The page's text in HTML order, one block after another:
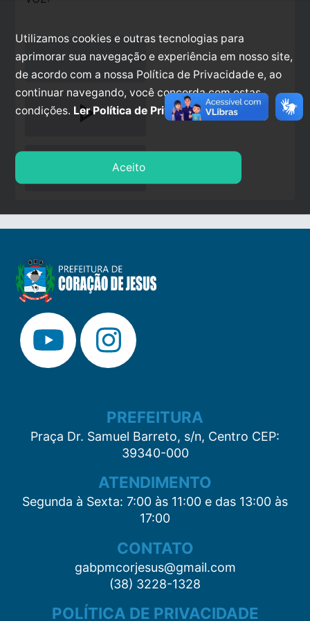
play_arrow
PREFEITURA
Praça Dr. Samuel Barreto, s/n, Centro CEP:
39340-000
ATENDIMENTO
Segunda à Sexta: 7:00 às 11:00 e das 13:00 às
17:00
CONTATO
gabpmcorjesus@gmail.com
(38) 3228-1328
POLÍTICA DE PRIVACIDADE
Utilizamos cookies e outras tecnologias para
aprimorar sua navegação e experiência em nosso site,
de acordo com a nossa Política de Privacidade e, ao
continuar navegando, você concorda com estas
condições. Ler Política de Privacidade.
Aceito